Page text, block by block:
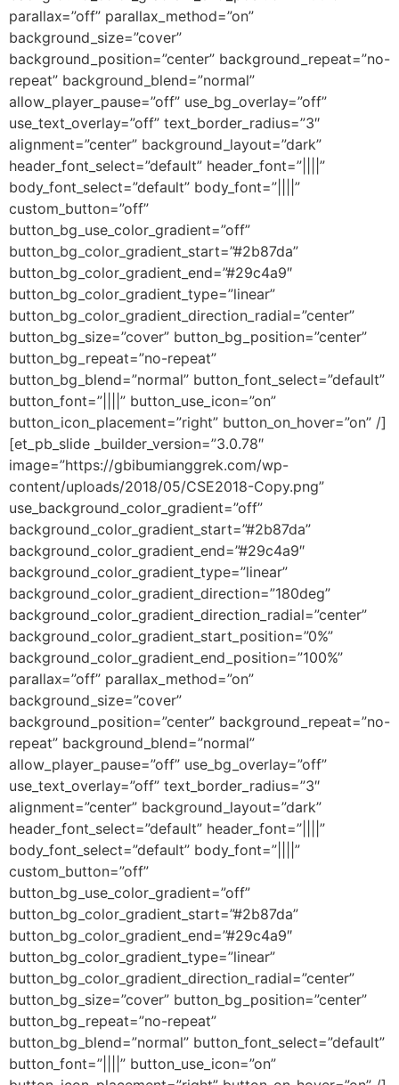
parallax=”off” parallax_method=”on”
background_size=”cover”
background_position=”center” background_repeat=”no-
repeat” background_blend=”normal”
allow_player_pause=”off” use_bg_overlay=”off”
use_text_overlay=”off” text_border_radius=”3″
alignment=”center” background_layout=”dark”
header_font_select=”default” header_font=”||||”
body_font_select=”default” body_font=”||||”
custom_button=”off”
button_bg_use_color_gradient=”off”
button_bg_color_gradient_start=”#2b87da”
button_bg_color_gradient_end=”#29c4a9″
button_bg_color_gradient_type=”linear”
button_bg_color_gradient_direction_radial=”center”
button_bg_size=”cover” button_bg_position=”center”
button_bg_repeat=”no-repeat”
button_bg_blend=”normal” button_font_select=”default”
button_font=”||||” button_use_icon=”on”
button_icon_placement=”right” button_on_hover=”on” /]
[et_pb_slide _builder_version=”3.0.78″
image=”https://gbibumianggrek.com/wp-
content/uploads/2018/05/CSE2018-Copy.png”
use_background_color_gradient=”off”
background_color_gradient_start=”#2b87da”
background_color_gradient_end=”#29c4a9″
background_color_gradient_type=”linear”
background_color_gradient_direction=”180deg”
background_color_gradient_direction_radial=”center”
background_color_gradient_start_position=”0%”
background_color_gradient_end_position=”100%”
parallax=”off” parallax_method=”on”
background_size=”cover”
background_position=”center” background_repeat=”no-
repeat” background_blend=”normal”
allow_player_pause=”off” use_bg_overlay=”off”
use_text_overlay=”off” text_border_radius=”3″
alignment=”center” background_layout=”dark”
header_font_select=”default” header_font=”||||”
body_font_select=”default” body_font=”||||”
custom_button=”off”
button_bg_use_color_gradient=”off”
button_bg_color_gradient_start=”#2b87da”
button_bg_color_gradient_end=”#29c4a9″
button_bg_color_gradient_type=”linear”
button_bg_color_gradient_direction_radial=”center”
button_bg_size=”cover” button_bg_position=”center”
button_bg_repeat=”no-repeat”
button_bg_blend=”normal” button_font_select=”default”
button_font=”||||” button_use_icon=”on”